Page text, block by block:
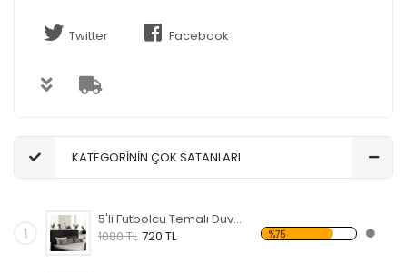
Twitter Facebook
KATEGORİNİN ÇOK SATANLARI
1
5'li Futbolcu Temalı Duvar Sticker
1080 TL 720 TL %75